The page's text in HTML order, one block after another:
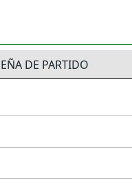
DE PARTIDO